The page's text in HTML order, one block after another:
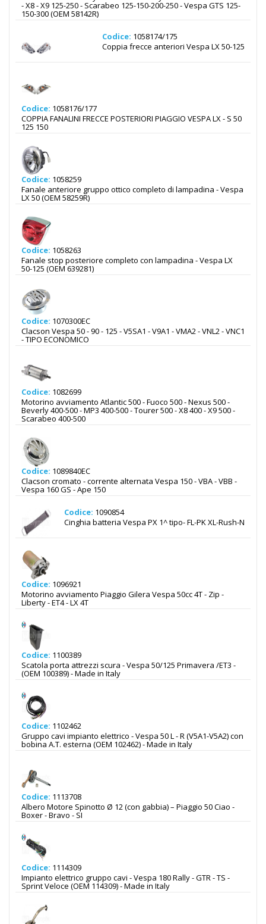
- X8 - X9 125-250 - Scarabeo 125-150-200-250 - Vespa GTS 125-
150-300 (OEM 58142R)
Codice: 1058174/175
Coppia frecce anteriori Vespa LX 50-125
Codice: 1058176/177
COPPIA FANALINI FRECCE POSTERIORI PIAGGIO VESPA LX - S 50
125 150
Codice: 1058259
Fanale anteriore gruppo ottico completo di lampadina - Vespa
LX 50 (OEM 58259R)
Codice: 1058263
Fanale stop posteriore completo con lampadina - Vespa LX
50-125 (OEM 639281)
Codice: 1070300EC
Clacson Vespa 50 - 90 - 125 - V5SA1 - V9A1 - VMA2 - VNL2 - VNC1
- TIPO ECONOMICO
Codice: 1082699
Motorino avviamento Atlantic 500 - Fuoco 500 - Nexus 500 -
Beverly 400-500 - MP3 400-500 - Tourer 500 - X8 400 - X9 500 -
Scarabeo 400-500
Codice: 1089840EC
Clacson cromato - corrente alternata Vespa 150 - VBA - VBB -
Vespa 160 GS - Ape 150
Codice: 1090854
Cinghia batteria Vespa PX 1^ tipo- FL-PK XL-Rush-N
Codice: 1096921
Motorino avviamento Piaggio Gilera Vespa 50cc 4T - Zip -
Liberty - ET4 - LX 4T
Codice: 1100389
Scatola porta attrezzi scura - Vespa 50/125 Primavera /ET3 -
(OEM 100389) - Made in Italy
Codice: 1102462
Gruppo cavi impianto elettrico - Vespa 50 L - R (V5A1-V5A2) con
bobina A.T. esterna (OEM 102462) - Made in Italy
Codice: 1113708
Albero Motore Spinotto Ø 12 (con gabbia) – Piaggio 50 Ciao -
Boxer - Bravo - SI
Codice: 1114309
Impianto elettrico gruppo cavi - Vespa 180 Rally - GTR - TS -
Sprint Veloce (OEM 114309) - Made in Italy